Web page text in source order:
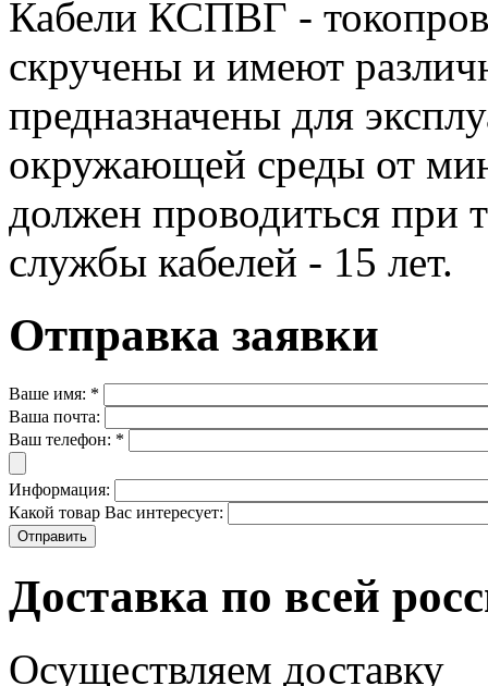
Кабели КСПВГ -
скручены и имеют
предназначены для
окружающей среды от
должен проводиться при
службы кабелей - 15 лет.
Отправка заявки
Ваше имя: *
Ваша почта:
Ваш телефон: *
Информация:
Какой товар Вас интересует:
Доставка по всей
Осуществляем доставку